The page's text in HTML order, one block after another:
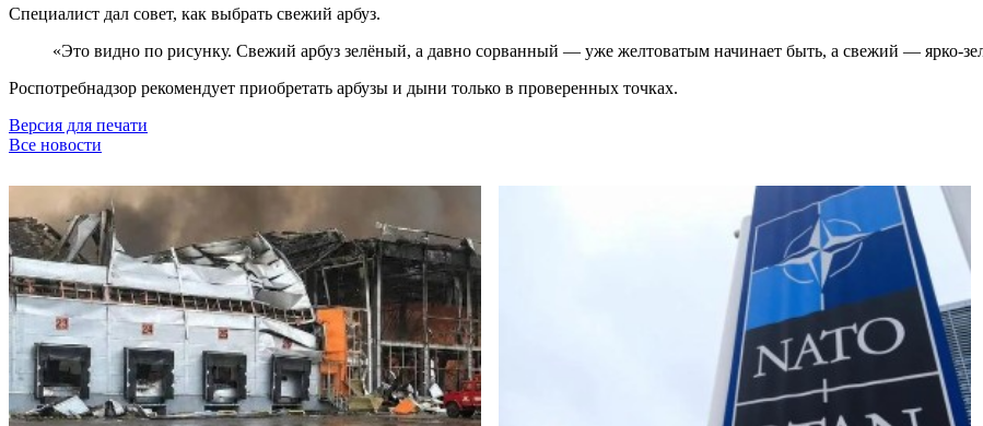
Специалист дал совет, как выбрать свежий арбуз.
«Это видно по рисунку. Свежий арбуз зелёный, а давно сорванный — уже желтоватым начинает быть, а свежий — ярко-
Роспотребнадзор рекомендует приобретать арбузы и дыни только в проверенных точках.
Версия для печати
Все новости